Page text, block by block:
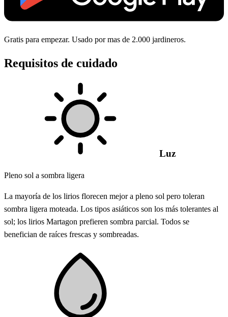
Gratis para empezar. Usado por mas de 2.000 jardineros.
Requisitos de cuidado
Luz
Pleno sol a sombra ligera
La mayoría de los lirios florecen mejor a pleno sol pero toleran
sombra ligera moteada. Los tipos asiáticos son los más tolerantes al
sol; los lirios Martagon prefieren sombra parcial. Todos se
benefician de raíces frescas y sombreadas.